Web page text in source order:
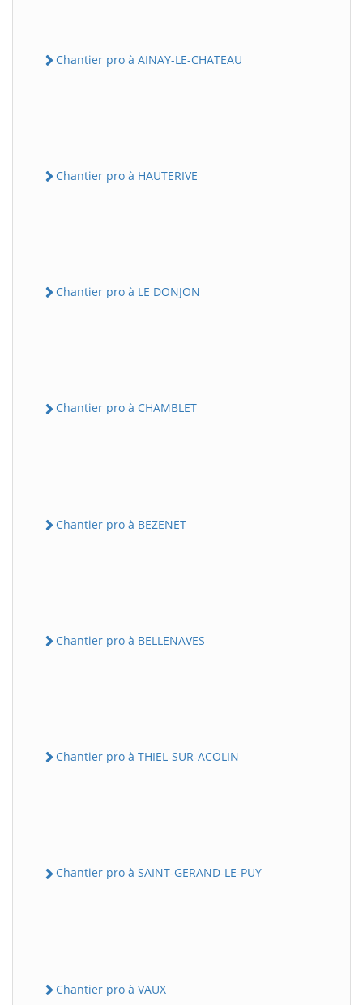
Chantier pro à AINAY-LE-CHATEAU
Chantier pro à HAUTERIVE
Chantier pro à LE DONJON
Chantier pro à CHAMBLET
Chantier pro à BEZENET
Chantier pro à BELLENAVES
Chantier pro à THIEL-SUR-ACOLIN
Chantier pro à SAINT-GERAND-LE-PUY
Chantier pro à VAUX